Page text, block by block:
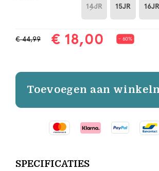
14JR 15JR 16JR
€ 44,99 € 18,00 - 60%
Toevoegen aan
SPECIFICATIES